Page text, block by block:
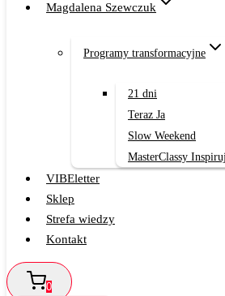
Magdalena Szewczuk
Programy transformacyjne
21 dni
Teraz Ja
Slow Weekend
MasterClassy
VIBEletter
Sklep
Strefa wiedzy
Kontakt
0